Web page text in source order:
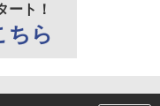
ート！
ちら